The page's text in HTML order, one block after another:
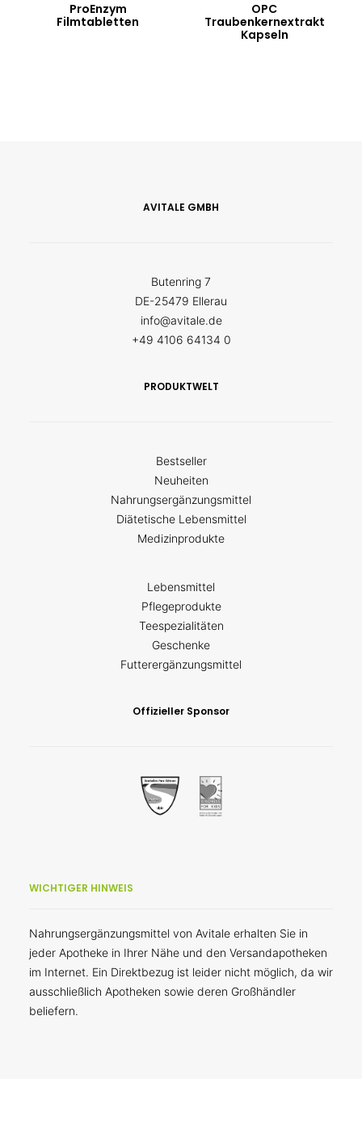
ProEnzym
Filmtabletten
OPC
Traubenkernextrakt
Kapseln
AVITALE GMBH
Butenring 7
DE-25479 Ellerau
info@avitale.de
+49 4106 64134 0
PRODUKTWELT
Bestseller
Neuheiten
Nahrungsergänzungsmittel
Diätetische Lebensmittel
Medizinprodukte
Lebensmittel
Pflegeprodukte
Teespezialitäten
Geschenke
Futterergänzungsmittel
Offizieller Sponsor
WICHTIGER HINWEIS
Nahrungsergänzungsmittel von Avitale erhalten Sie in
jeder Apotheke in Ihrer Nähe und den Versandapotheken
im Internet. Ein Direktbezug ist leider nicht möglich, da wir
ausschließlich Apotheken sowie deren Großhändler
beliefern.